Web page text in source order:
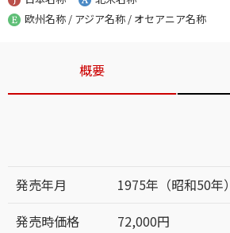
欧州名称 / アジア名称 / オセアニア名称
概要
発売年月
1975年（昭和50年
発売時価格
72,000円